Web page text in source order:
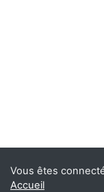
Vous êtes
Accueil